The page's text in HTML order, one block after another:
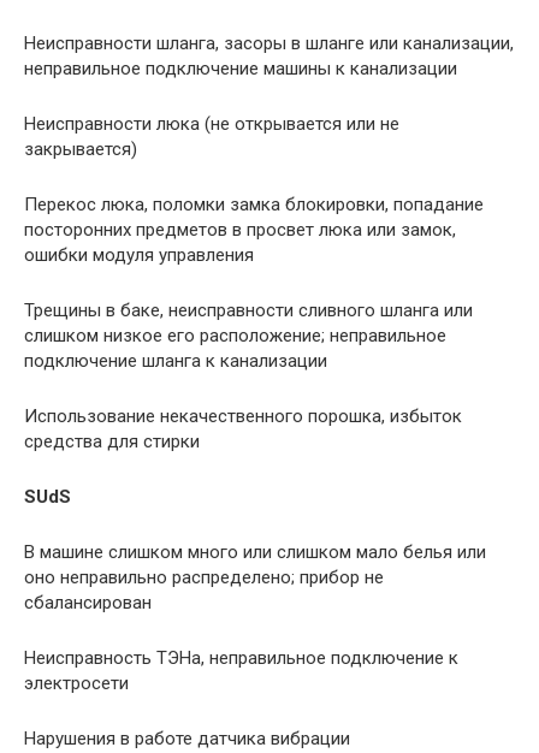
Неисправности шланга, засоры в шланге или канализации,
неправильное подключение машины к канализации
Неисправности люка (не открывается или не
закрывается)
Перекос люка, поломки замка блокировки, попадание
посторонних предметов в просвет люка или замок,
ошибки модуля управления
Трещины в баке, неисправности сливного шланга или
слишком низкое его расположение; неправильное
подключение шланга к канализации
Использование некачественного порошка, избыток
средства для стирки
SUdS
В машине слишком много или слишком мало белья или
оно неправильно распределено; прибор не
сбалансирован
Неисправность ТЭНа, неправильное подключение к
электросети
Нарушения в работе датчика вибрации